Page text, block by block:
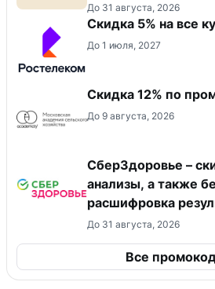
До 31 августа, 2026
Скидка 5% на все
До 1 июля, 2027
Скидка 12% по
До 9 августа, 2026
СберЗдоровье –
анализы, а также
расшифровка
До 31 августа, 2026
Все